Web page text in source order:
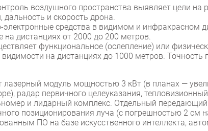
воздушного пространства выявляет цели на
и скорость дрона.
средства в видимом и инфракрасном
дистанциях от 2000 до 200 метров.
функциональное (ослепление) или
на дистанциях до 1000 метров. Точность
модуль мощностью 3 кВт (в планах —
радар первичного целеуказания,
и лидарный комплекс. Отдельный передающий
позиционирования луча (с погрешностью 2 см
ПО на базе искусственного интеллекта,